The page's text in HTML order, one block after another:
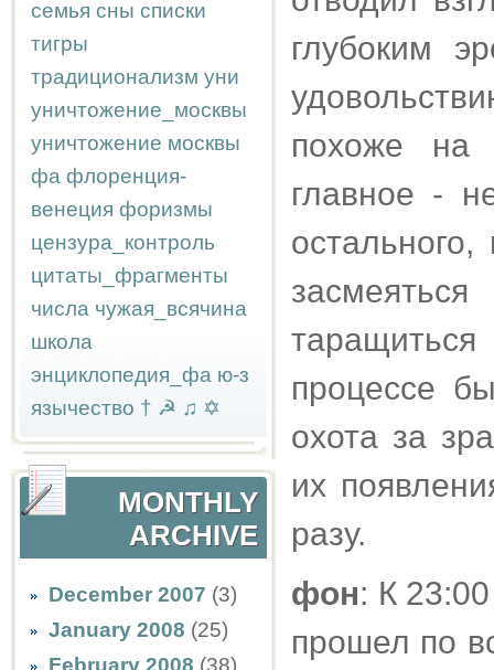
семья сны списки
тигры
традиционализм уни
уничтожение_москвы
уничтожение москвы
фа флоренция-
венеция форизмы
цензура_контроль
цитаты_фрагменты
числа чужая_всячина
школа
энциклопедия_фа ю-з
язычество † ☭ ♫ ✡
MONTHLY
ARCHIVE
December 2007 (3)
January 2008 (25)
February 2008 (38)
глубоким
похоже на
главное -
процессе
охота за
их
разу.
фон: К
прошел по